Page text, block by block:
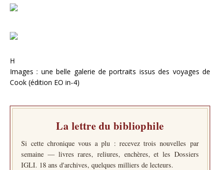
H
Images : une belle galerie de portraits issus des voyages de
Cook (édition EO in-4)
La lettre du bibliophile
Si cette chronique vous a plu : recevez trois nouvelles par
semaine — livres rares, reliures, enchères, et les Dossiers
IGLI. 18 ans d'archives, quelques milliers de lecteurs.